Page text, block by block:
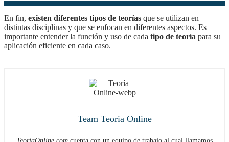
En fin, existen diferentes tipos de teorías que se utilizan en
distintas disciplinas y que se enfocan en diferentes aspectos. Es
importante entender la función y uso de cada tipo de teoría para su
aplicación eficiente en cada caso.
Team Teoria Online